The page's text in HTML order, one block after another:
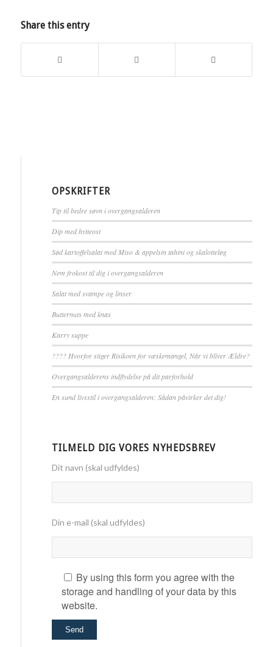
Share this entry
OPSKRIFTER
Tip til bedre søvn i overgangsalderen
Dip med hytteost
Sød kartoffelsalat med Miso & appelsin tahini og skalotteløg
Nem frokost til dig i overgangsalderen
Salat med svampe og linser
Butternuts med knas
Karry suppe
????️ Hvorfor stiger Risikoen for væskemangel, Når vi bliver Ældre?
Overgangsalderens indflydelse på dit parforhold
En sund livsstil i overgangsalderen: Sådan påvirker det dig!
TILMELD DIG VORES NYHEDSBREV
Dit navn (skal udfyldes)
Din e-mail (skal udfyldes)
By using this form you agree with the
storage and handling of your data by this
website.